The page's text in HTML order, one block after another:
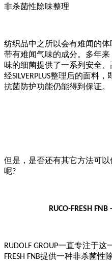
非杀菌性除味整理
纺织品中之所以会有难闻的
带有难闻气味的成分。多年来
味的细菌提供了一系列安全
经SILVERPLUS整理后的面料，
抗菌防护功能仍能得到保证。
但是，是否还有其它方法可
呢?
RUCO-FRESH FNB -
RUDOLF GROUP一直专注于这
FRESH FNB提供一种非杀菌性